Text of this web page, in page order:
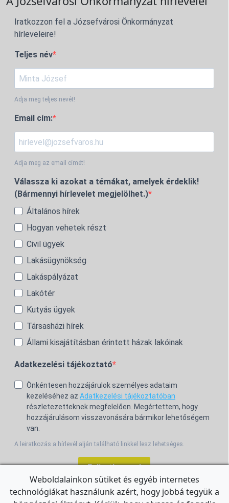
Iratkozzon fel a Józsefvárosi Önkormányzat
hírleveleire!
Teljes név
Adja meg teljes nevét!
Email cím:
Adja meg az email címét!
Válassza ki azokat a témákat, amelyek érdeklik!
(Bármennyi hírlevelet megjelölhet.)
Általános hírek
Hogyan vehetek részt
Civil ügyek
Lakásügynökség
Lakáspályázat
Lakótér
Kutyás ügyek
Társasházi hírek
Állami kisajátításban érintett házak lakóinak
Adatkezelési tájékoztató
Önkéntesen hozzájárulok személyes adataim
kezeléséhez az Adatkezelési tájékoztatóban
részletezetteknek megfelelően. Megértettem, hogy
hozzájárulásom visszavonására bármikor lehetőségem
van.
A leiratkozás a hírlevél alján található linkkel lesz lehetséges.
Feliratkozom!
Weboldalainkon sütiket és egyéb internetes
technológiákat használunk azért, hogy jobbá tegyük a